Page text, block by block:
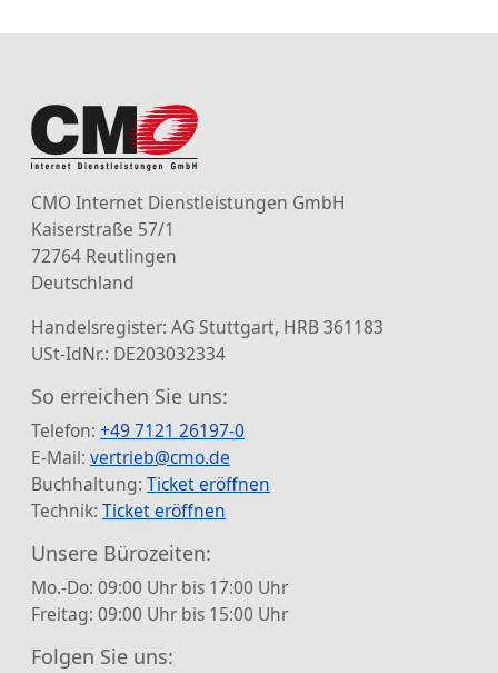
CMO Internet Dienstleistungen GmbH
Kaiserstraße 57/1
72764 Reutlingen
Deutschland
Handelsregister: AG Stuttgart, HRB 361183
USt-IdNr.: DE203032334
So erreichen Sie uns:
Telefon: +49 7121 26197-0
E-Mail: vertrieb@cmo.de
Buchhaltung: Ticket eröffnen
Technik: Ticket eröffnen
Unsere Bürozeiten:
Mo.-Do: 09:00 Uhr bis 17:00 Uhr
Freitag: 09:00 Uhr bis 15:00 Uhr
Folgen Sie uns: